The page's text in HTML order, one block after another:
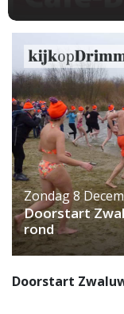
Zondag 8
Doorstart
rond
Doorstart